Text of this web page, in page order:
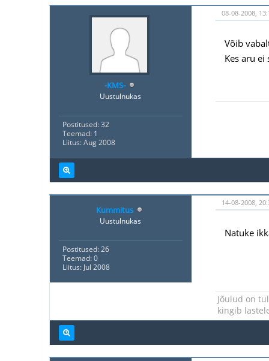
-KMS-
Uustulnukas
Postitused: 32
Teemad: 1
Liitus: Aug 2008
08-08-2008,
Võib
Kes aru
Kummitus
Uustulnukas
Postitused: 26
Teemad: 0
Liitus: Jul 2008
14-08-2008,
Natuke
Jõulud on
kingib